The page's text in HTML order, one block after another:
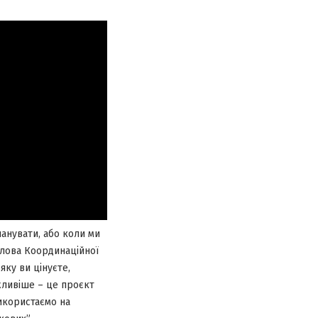
або коли ми
Координаційної
ви цінуєте,
– це проєкт
на